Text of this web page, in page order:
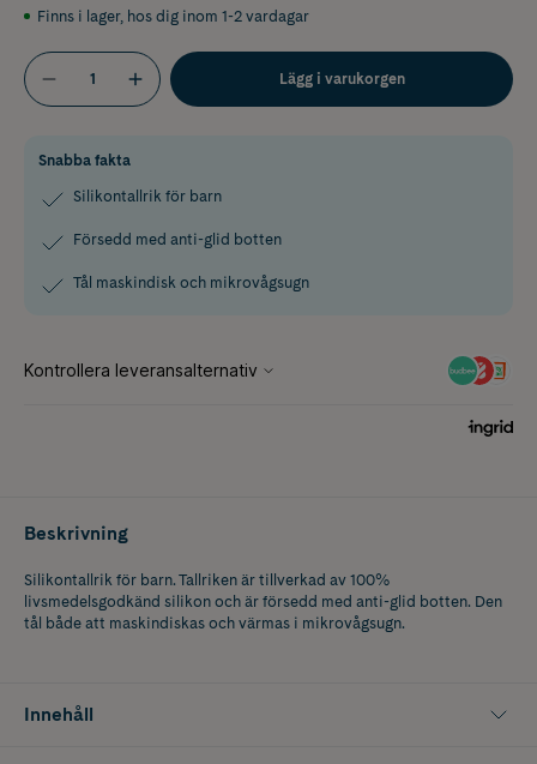
Finns i lager, hos dig inom 1-2 vardagar
Lägg i varukorgen
Snabba fakta
Silikontallrik för barn
Försedd med anti-glid botten
Tål maskindisk och mikrovågsugn
Beskrivning
Silikontallrik för barn. Tallriken är tillverkad av 100%
livsmedelsgodkänd silikon och är försedd med anti-glid botten. Den
tål både att maskindiskas och värmas i mikrovågsugn.
Innehåll